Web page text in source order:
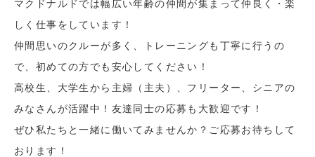
マクドナルドでは幅広い年齢の仲間が集まって仲良く・楽
しく仕事をしています！
仲間思いのクルーが多く、トレーニングも丁寧に行うの
で、初めての方でも安心してください！
高校生、大学生から主婦（主夫）、フリーター、シニアの
みなさんが活躍中！友達同士の応募も大歓迎です！
ぜひ私たちと一緒に働いてみませんか？ご応募お待ちして
おります！